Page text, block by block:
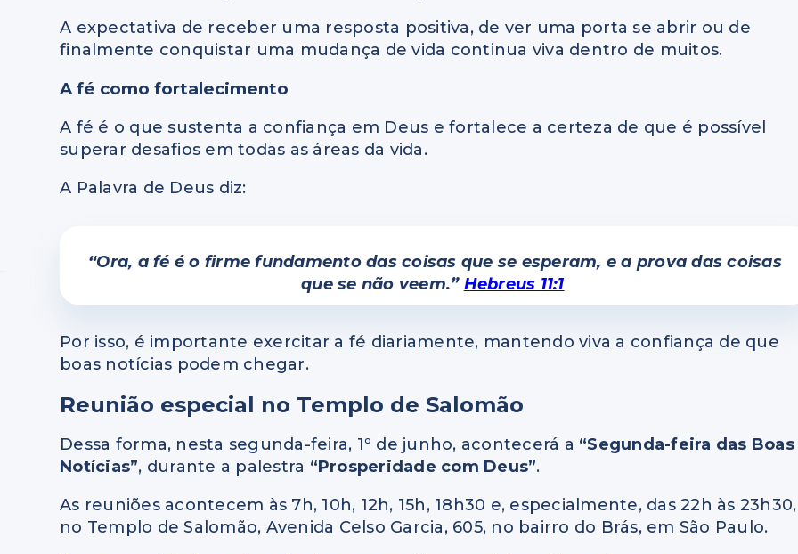
A expectativa de receber uma resposta positiva, de ver uma porta se abrir ou de
finalmente conquistar uma mudança de vida continua viva dentro de muitos.
A fé como fortalecimento
A fé é o que sustenta a confiança em Deus e fortalece a certeza de que é possível
superar desafios em todas as áreas da vida.
A Palavra de Deus diz:
“Ora, a fé é o firme fundamento das coisas que se esperam, e a prova das coisas
que se não veem.” Hebreus 11:1
Por isso, é importante exercitar a fé diariamente, mantendo viva a confiança de que
boas notícias podem chegar.
Reunião especial no Templo de Salomão
Dessa forma, nesta segunda-feira, 1º de junho, acontecerá a “Segunda-feira das Boas
Notícias”, durante a palestra “Prosperidade com Deus”.
As reuniões acontecem às 7h, 10h, 12h, 15h, 18h30 e, especialmente, das 22h às 23h30,
no Templo de Salomão, Avenida Celso Garcia, 605, no bairro do Brás, em São Paulo.